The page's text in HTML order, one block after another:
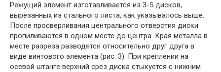
Режущий элемент изготавливается из 3-5 дисков,
вырезанных из стального листа, как указывалось выше.
После просверливания центрального отверстия диски
пропиливаются в одном месте до центра. Края металла в
месте разреза разводятся относительно друг друга в
виде винтового элемента (рис. 3). При креплении на
осевой штанге верхний срез диска стыкуется с нижним